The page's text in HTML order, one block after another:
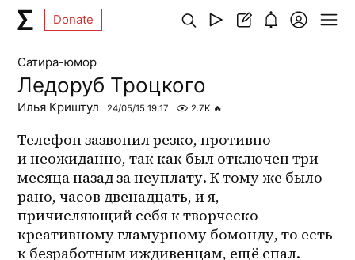
Donate
Сатира-юмор
Ледоруб Троцкого
Илья Криштул 24/05/15 19:17 2.7K 🔥
Телефон зазвонил резко, противно
и неожиданно, так как был отключен три
месяца назад за неуплату. К тому же было
рано, часов двенадцать, и я,
причисляющий себя к творческо-
креативному гламурному бомонду, то есть
к безработным иждивенцам, ещё спал.